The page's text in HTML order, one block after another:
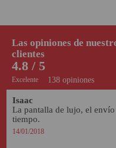
138 opiniones
4.8 / 5
Excelente
Las opiniones de
clientes
Isaac
La pantalla de lujo, el envío
tiempo.
14/01/2018